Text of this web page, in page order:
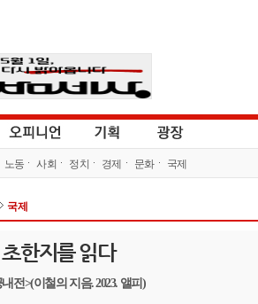
노동 사회 정치 경제 문화 국제
국제
한지를 읽다
전>(이철의 지음. 2023. 앨피)